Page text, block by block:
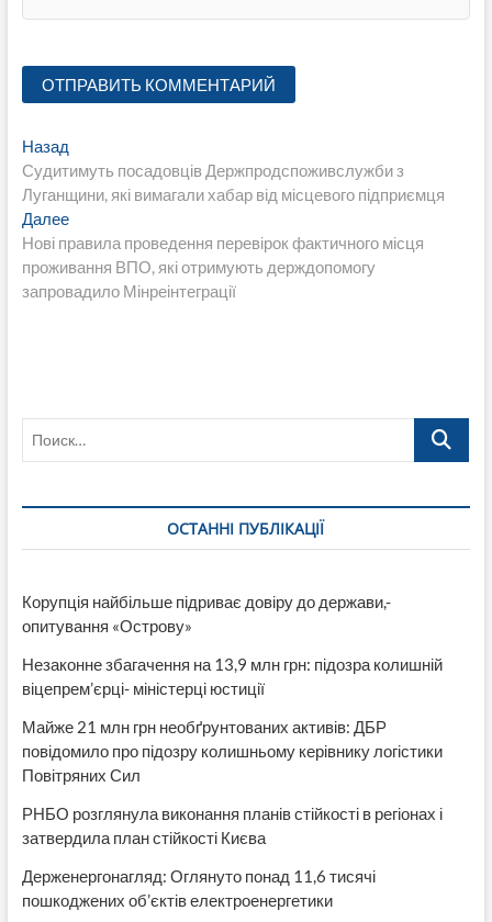
Навигация
по
записям
НазадПредыдущая
запись:
Судитимуть посадовців Держпродспоживслужби з
Луганщини, які вимагали хабар від місцевого підприємця
ДалееСледующая
запись:
Нові правила проведення перевірок фактичного місця
проживання ВПО, які отримують держдопомогу
запровадило Мінреінтеграції
Поиск…
ОСТАННІ ПУБЛІКАЦІЇ
Корупція найбільше підриває довіру до держави,-
опитування «Острову»
Незаконне збагачення на 13,9 млн грн: підозра колишній
віцепрем’єрці- міністерці юстиції
Майже 21 млн грн необґрунтованих активів: ДБР
повідомило про підозру колишньому керівнику логістики
Повітряних Сил
РНБО розглянула виконання планів стійкості в регіонах і
затвердила план стійкості Києва
Держенергонагляд: Оглянуто понад 11,6 тисячі
пошкоджених об’єктів електроенергетики